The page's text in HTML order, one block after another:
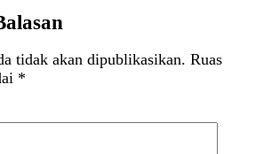
tidak akan dipublikasikan. Ruas
*